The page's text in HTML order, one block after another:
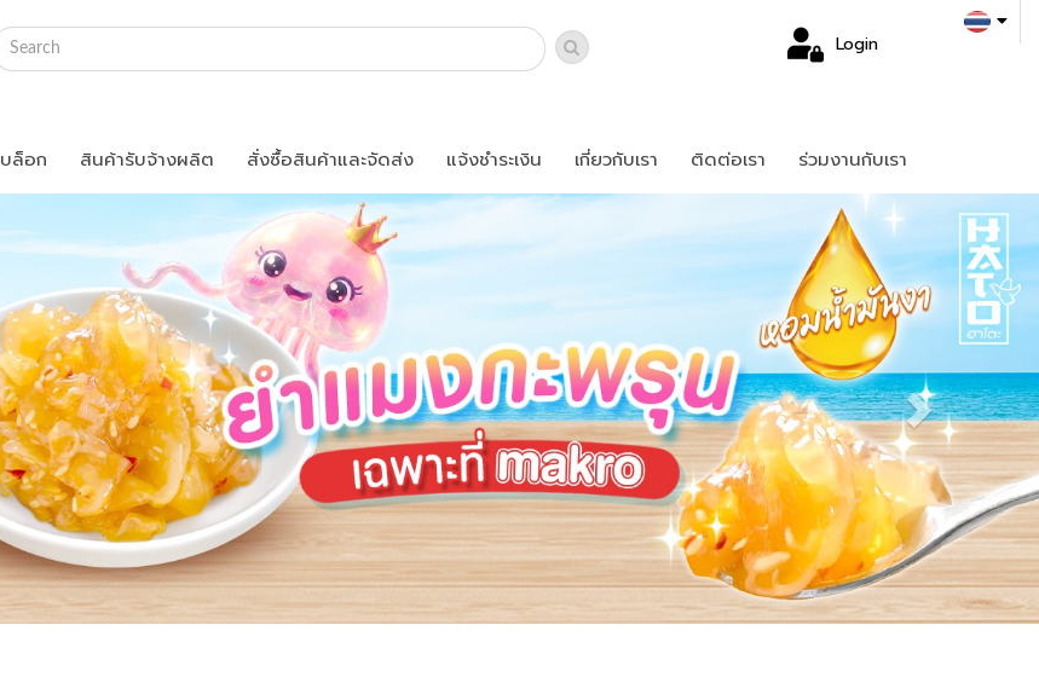
Login
บล็อก สินค้ารับจ้างผลิต สั่งซื้อสินค้าและจัดส่ง แจ้งชำระเงิน เกี่ยวกับเรา ติดต่อเรา ร่วมงานกับเรา